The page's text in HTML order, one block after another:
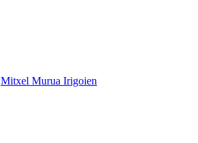
Mitxel Murua Irigoien